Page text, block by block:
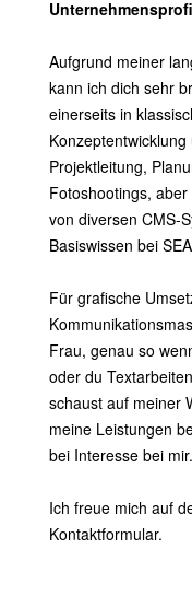
Aufgrund meiner
kann ich dich sehr
einerseits in
Projektleitung,
Fotoshootings,
von diversen CMS-
Basiswissen bei
Für grafische
Frau, genau so
oder du
schaust auf meiner
meine Leistungen
bei Interesse bei mir.
Ich freue mich auf
Kontaktformular.